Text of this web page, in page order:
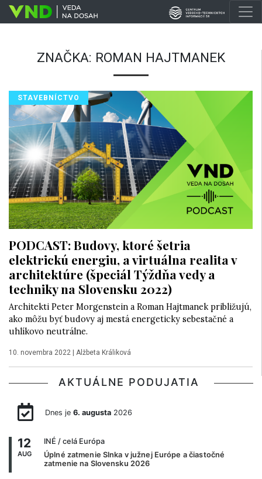
ZNAČKA: ROMAN HAJTMANEK
STAVEBNÍCTVO
PODCAST: Budovy, ktoré šetria
elektrickú energiu, a virtuálna realita v
architektúre (špeciál Týždňa vedy a
techniky na Slovensku 2022)
Architekti Peter Morgenstein a Roman Hajtmanek približujú,
ako môžu byť budovy aj mestá energeticky sebestačné a
uhlíkovo neutrálne.
10. novembra 2022 Alžbeta Králiková
AKTUÁLNE PODUJATIA
Dnes je 6. augusta2026
12
AUG
INÉ / celá Európa
Úplné zatmenie Slnka v južnej Európe a čiastočné
zatmenie na Slovensku 2026